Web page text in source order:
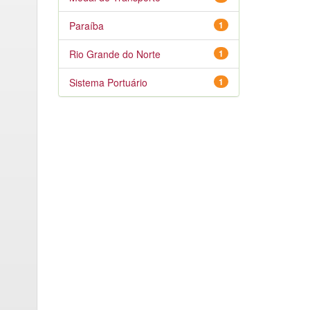
1
Paraíba
1
Rio Grande do Norte
1
Sistema Portuário